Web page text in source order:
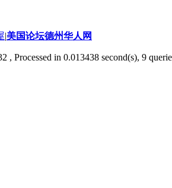
|美国论坛德州华人网
, Processed in 0.013438 second(s), 9